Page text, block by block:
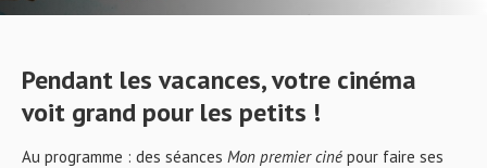
Pendant les vacances, votre cinéma
voit grand pour les petits !
Au programme : des séances Mon premier ciné pour faire ses